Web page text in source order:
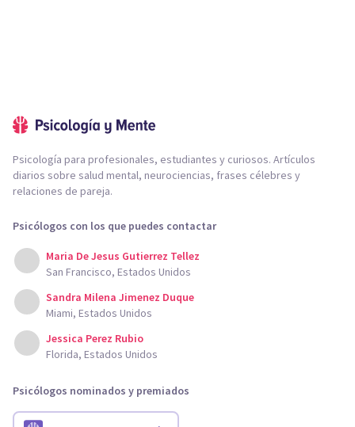
Psicología para profesionales, estudiantes y curiosos. Artículos
diarios sobre salud mental, neurociencias, frases célebres y
relaciones de pareja.
Psicólogos con los que puedes contactar
Maria De Jesus Gutierrez Tellez
San Francisco, Estados Unidos
Sandra Milena Jimenez Duque
Miami, Estados Unidos
Jessica Perez Rubio
Florida, Estados Unidos
Psicólogos nominados y premiados